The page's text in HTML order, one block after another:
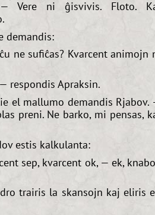
Vere ni ĝisvivis. Floto.
demandis:
ne sufiĉas? Kvarcent animojn
respondis Apraksin.
el mallumo demandis Rjabov.
preni. Ne barko, mi pensas,
estis kalkulanta:
sep, kvarcent ok, — ek,
trairis la skansojn kaj eliris